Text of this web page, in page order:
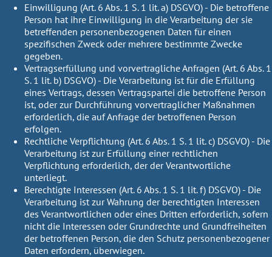
Einwilligung (Art. 6 Abs. 1 S. 1 lit. a) DSGVO) - Die betroffene
Person hat ihre Einwilligung in die Verarbeitung der sie
betreffenden personenbezogenen Daten für einen
spezifischen Zweck oder mehrere bestimmte Zwecke
gegeben.
Vertragserfüllung und vorvertragliche Anfragen (Art. 6 Abs. 1
S. 1 lit. b) DSGVO) - Die Verarbeitung ist für die Erfüllung
eines Vertrags, dessen Vertragspartei die betroffene Person
ist, oder zur Durchführung vorvertraglicher Maßnahmen
erforderlich, die auf Anfrage der betroffenen Person
erfolgen.
Rechtliche Verpflichtung (Art. 6 Abs. 1 S. 1 lit. c) DSGVO) - Die
Verarbeitung ist zur Erfüllung einer rechtlichen
Verpflichtung erforderlich, der der Verantwortliche
unterliegt.
Berechtigte Interessen (Art. 6 Abs. 1 S. 1 lit. f) DSGVO) - Die
Verarbeitung ist zur Wahrung der berechtigten Interessen
des Verantwortlichen oder eines Dritten erforderlich, sofern
nicht die Interessen oder Grundrechte und Grundfreiheiten
der betroffenen Person, die den Schutz personenbezogener
Daten erfordern, überwiegen.